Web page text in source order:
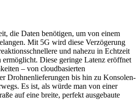
die Daten benötigen, um von einem
Mit 5G wird diese Verzögerung
und nahezu in Echtzeit
ermöglicht. Diese geringe Latenz eröffnet
– von cloudbasierten
Drohnenlieferungen bis hin zu Konsolen-
Es ist, als würde man von einer
auf eine breite, perfekt ausgebaute